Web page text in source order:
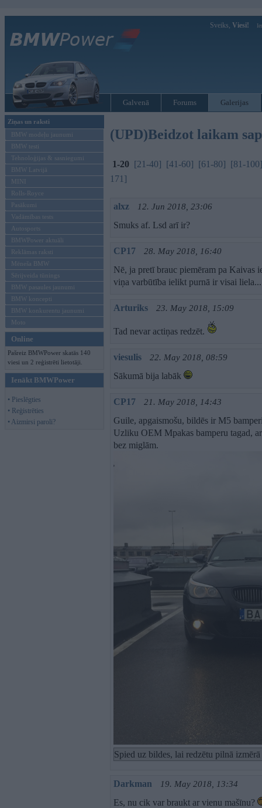
Sveiks, Viesi!
Galvenā Forums Galerijas
Ziņas un raksti
BMW modeļu jaunumi
BMW testi
Tehnoloģijas & sasniegumi
BMW Latvijā
MINI
Rolls-Royce
Pasākumi
Vadāmības tests
Autosports
BMWPower aktuāli
Reklāmas raksti
Mēneša BMW
Sērijveida tūnings
BMW pasaules jaunumi
BMW koncepti
BMW konkurentu jaunumi
Moto
Online
Pašreiz BMWPower skatās 140
viesi un 2 reģistrēti lietotāji.
Ienākt BMWPower
• Pieslēgties
• Reģistrēties
• Aizmirsi paroli?
(UPD)Beidzot laikam
1-20 [21-40] [41-60] [61-80] [81-100]
171]
alxz 12. Jun 2018, 23:06
Smuks af. Lsd arī ir?
CP17 28. May 2018, 16:40
Nē, ja pretī brauc piemēram pa Kaivas
viņa varbūtība ielikt purnā ir visai liela...
Arturiks 23. May 2018, 15:09
Tad nevar actiņas redzēt.
viesulis 22. May 2018, 08:59
Sākumā bija labāk
CP17 21. May 2018, 14:43
Guile, apgaismošu, bildēs ir M5
Uzliku OEM Mpakas bamperu tagad,
bez miglām.
Spied uz bildes, lai redzētu pilnā
Darkman 19. May 2018, 13:34
Es, nu cik var braukt ar vienu mašīnu?